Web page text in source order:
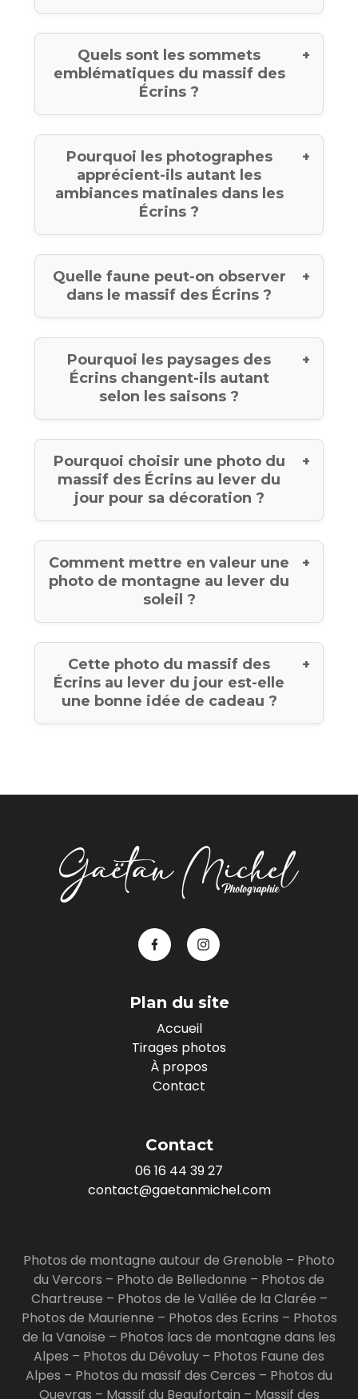
Quels sont les sommets
emblématiques du massif des
Écrins ?
Pourquoi les photographes
apprécient-ils autant les
ambiances matinales dans les
Écrins ?
Quelle faune peut-on observer
dans le massif des Écrins ?
Pourquoi les paysages des
Écrins changent-ils autant
selon les saisons ?
Pourquoi choisir une photo du
massif des Écrins au lever du
jour pour sa décoration ?
Comment mettre en valeur une
photo de montagne au lever du
soleil ?
Cette photo du massif des
Écrins au lever du jour est-elle
une bonne idée de cadeau ?
Plan du site
Accueil
Tirages photos
À propos
Contact
Contact
06 16 44 39 27
contact@gaetanmichel.com
Photos de montagne autour de Grenoble – Photo
du Vercors – Photo de Belledonne – Photos de
Chartreuse – Photos de le Vallée de la Clarée –
Photos de Maurienne – Photos des Ecrins – Photos
de la Vanoise – Photos lacs de montagne dans les
Alpes – Photos du Dévoluy – Photos Faune des
Alpes – Photos du massif des Cerces – Photos du
Queyras – Massif du Beaufortain – Massif des